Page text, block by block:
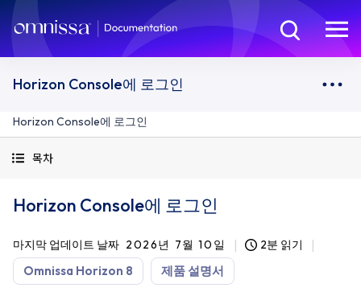
Horizon Console에 로그인
Horizon Console에 로그인
목차
Horizon Console에 로그인
마지막 업데이트 날짜 2026년 7월 10일 2분 읽기
Omnissa Horizon 8 제품 설명서